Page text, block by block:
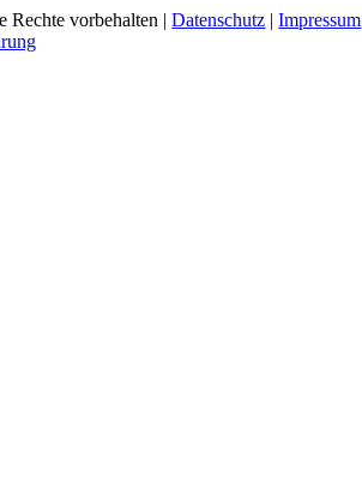
Rechte vorbehalten |Datenschutz |Impressum